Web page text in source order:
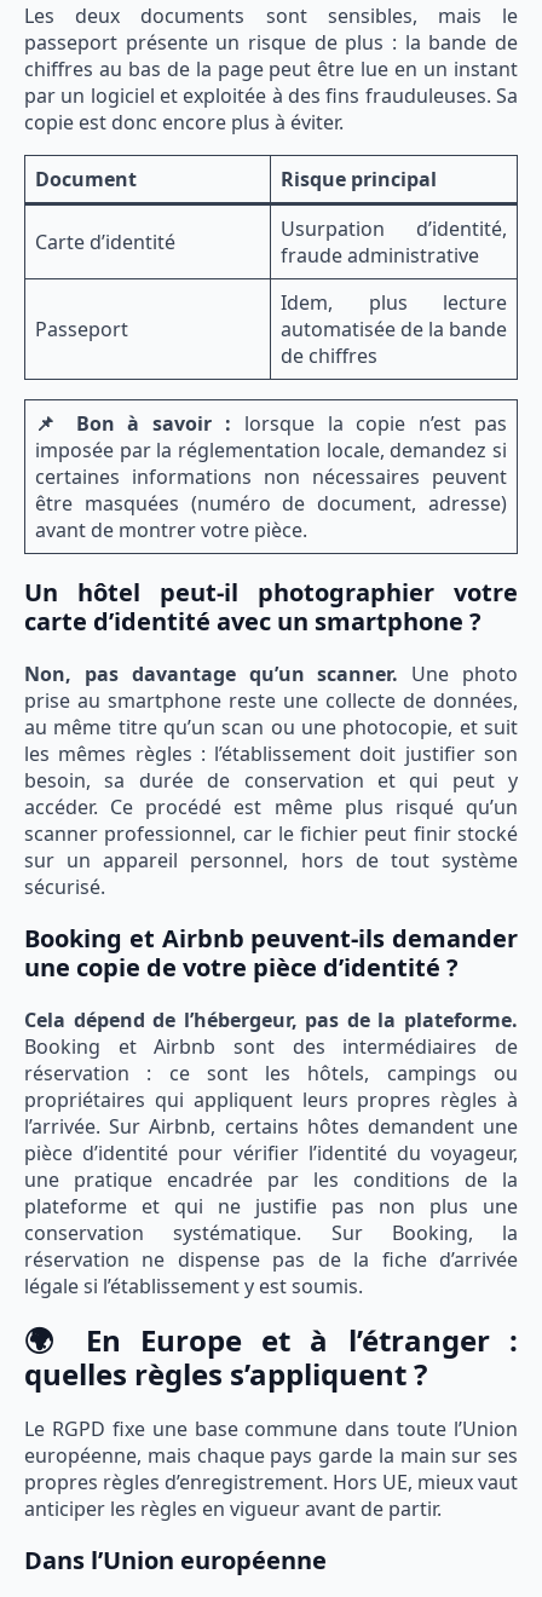
Les deux documents sont sensibles, mais le
passeport présente un risque de plus : la bande de
chiffres au bas de la page peut être lue en un instant
par un logiciel et exploitée à des fins frauduleuses. Sa
copie est donc encore plus à éviter.
Document Risque principal
Carte d’identité
Usurpation d’identité,
fraude administrative
Passeport
Idem, plus lecture
automatisée de la bande
de chiffres
📌 Bon à savoir : lorsque la copie n’est pas
imposée par la réglementation locale, demandez si
certaines informations non nécessaires peuvent
être masquées (numéro de document, adresse)
avant de montrer votre pièce.
Un hôtel peut-il photographier votre
carte d’identité avec un smartphone ?
Non, pas davantage qu’un scanner. Une photo
prise au smartphone reste une collecte de données,
au même titre qu’un scan ou une photocopie, et suit
les mêmes règles : l’établissement doit justifier son
besoin, sa durée de conservation et qui peut y
accéder. Ce procédé est même plus risqué qu’un
scanner professionnel, car le fichier peut finir stocké
sur un appareil personnel, hors de tout système
sécurisé.
Booking et Airbnb peuvent-ils demander
une copie de votre pièce d’identité ?
Cela dépend de l’hébergeur, pas de la plateforme.
Booking et Airbnb sont des intermédiaires de
réservation : ce sont les hôtels, campings ou
propriétaires qui appliquent leurs propres règles à
l’arrivée. Sur Airbnb, certains hôtes demandent une
pièce d’identité pour vérifier l’identité du voyageur,
une pratique encadrée par les conditions de la
plateforme et qui ne justifie pas non plus une
conservation systématique. Sur Booking, la
réservation ne dispense pas de la fiche d’arrivée
légale si l’établissement y est soumis.
🌍 En Europe et à l’étranger :
quelles règles s’appliquent ?
Le RGPD fixe une base commune dans toute l’Union
européenne, mais chaque pays garde la main sur ses
propres règles d’enregistrement. Hors UE, mieux vaut
anticiper les règles en vigueur avant de partir.
Dans l’Union européenne